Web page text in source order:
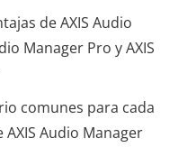
deAXIS Audio
Manager Pro y AXIS
comunes para cada
Audio Manager